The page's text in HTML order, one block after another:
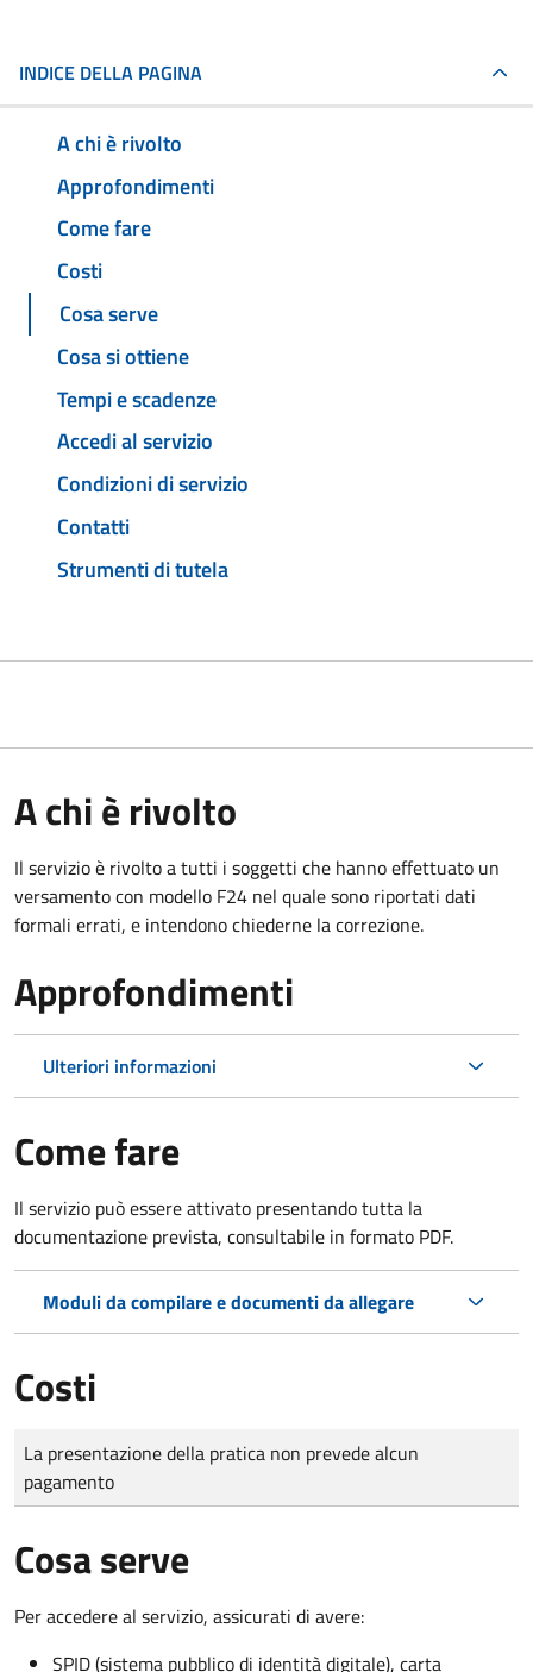
INDICE DELLA PAGINA
A chi è rivolto
Approfondimenti
Come fare
Costi
Cosa serve
Cosa si ottiene
Tempi e scadenze
Accedi al servizio
Condizioni di servizio
Contatti
Strumenti di tutela
A chi è rivolto
Il servizio è rivolto a tutti i soggetti che hanno effettuato un
versamento con modello F24 nel quale sono riportati dati
formali errati, e intendono chiederne la correzione.
Approfondimenti
Ulteriori informazioni
Come fare
Il servizio può essere attivato presentando tutta la
documentazione prevista, consultabile in formato PDF.
Moduli da compilare e documenti da allegare
Costi
Tipo di pagamento
Importo
La presentazione della pratica non prevede alcun
pagamento
Cosa serve
Per accedere al servizio, assicurati di avere:
SPID (sistema pubblico di identità digitale), carta